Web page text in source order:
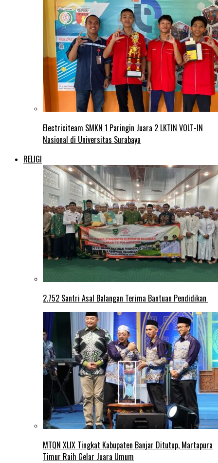
Electriciteam SMKN 1 Paringin Juara 2 LKTIN VOLT-IN
Nasional di Universitas Surabaya
RELIGI
2.752 Santri Asal Balangan Terima Bantuan Pendidikan
MTQN XLIX Tingkat Kabupaten Banjar Ditutup, Martapura
Timur Raih Gelar Juara Umum